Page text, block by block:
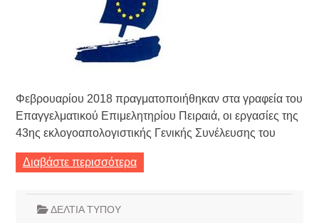
Φεβρουαρίου 2018 πραγματοποιήθηκαν στα γραφεία του
Επαγγελματικού Επιμελητηρίου Πειραιά, οι εργασίες της
43ης εκλογοαπολογιστικής Γενικής Συνέλευσης του
Διαβάστε περισσότερα
ΔΕΛΤΙΑ ΤΥΠΟΥ